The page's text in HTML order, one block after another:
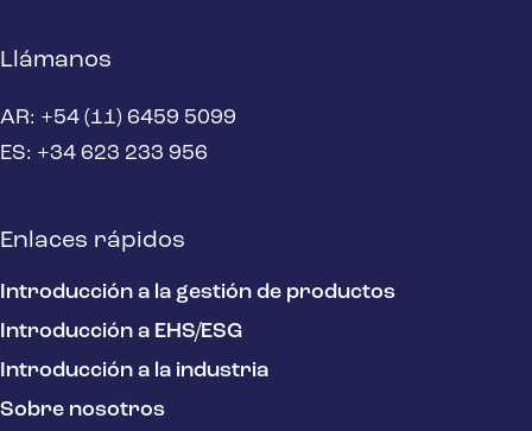
Llámanos
AR: +54 (11) 6459 5099
ES: +34 623 233 956
Enlaces rápidos
Introducción a la gestión de productos
Introducción a EHS/ESG
Introducción a la industria
Sobre nosotros